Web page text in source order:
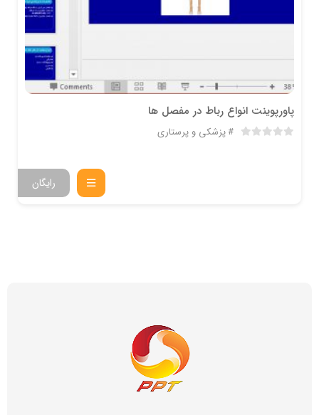
پاورپوینت انواع رباط در مفصل ها
پزشکی و پرستاری
رایگان